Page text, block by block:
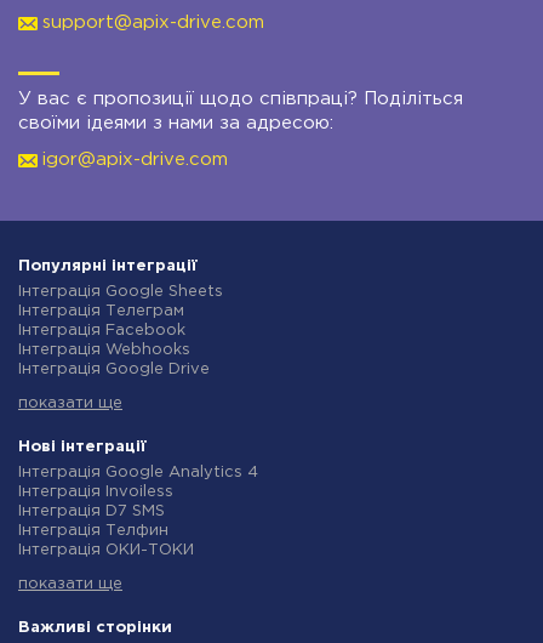
support@apix-drive.com
У вас є пропозиції щодо співпраці? Поділіться
своїми ідеями з нами за адресою:
igor@apix-drive.com
Популярні інтеграції
Інтеграція Google Sheets
Інтеграція Телеграм
Інтеграція Facebook
Інтеграція Webhooks
Інтеграція Google Drive
Інтеграція Gmail
Інтеграція Rozetka
Інтеграція OpenAI (ChatGPT)
Інтеграція Binotel
Інтеграція Prom
Інтеграція Приват24
Інтеграція OLX
Інтеграція SendPulse
Інтеграція Stream Telecom
показати ще
Нові інтеграції
Інтеграція Google Analytics 4
Інтеграція Invoiless
Інтеграція D7 SMS
Інтеграція Телфин
Інтеграція ОКИ-ТОКИ
Інтеграція Microsoft Dynamics 365
Інтеграція TxtSync
показати ще
Важливі сторінки